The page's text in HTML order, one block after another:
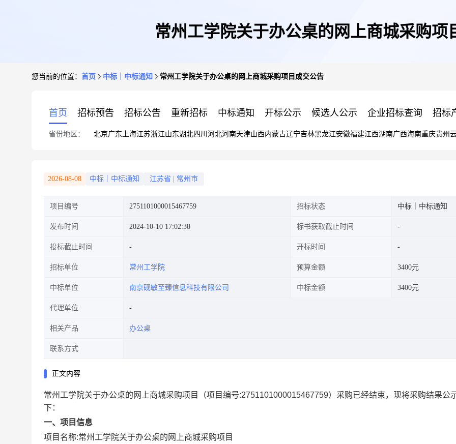
常州工学院关于办公桌的网上商城采购项
您当前的位置： 首页 中标｜中标通知 常州工学院关于办公桌的网上商城采购项目成交公告
首页 招标预告 招标公告 重新招标 中标通知 开标公示 候选人公示 企业招标查询 招标
省份地区： 北京广东 上海江苏浙江山东湖北四川 河北河南天津山西内蒙古辽宁吉林黑龙江安徽福建江西湖南广西海南重庆贵州
2026-08-08 中标｜中标通知 江苏省 常州市
项目编号 2751101000015467759 招标状态 中标｜中标通知
发布时间 2024-10-10 17:02:38 标书获取截止时间
投标截止时间 开标时间
招标单位 常州工学院 预算金额 3400元
中标单位 南京砚敏至臻信息科技有限公司 中标金额 3400元
代理单位
相关产品 办公桌
联系方式
正文内容
常州工学院关于办公桌的网上商城采购项目 （项目编号:2751101000015467759）采购已经结束，现将采购结果公
下：
一、项目信息
项目名称:常州工学院关于办公桌的网上商城采购项目